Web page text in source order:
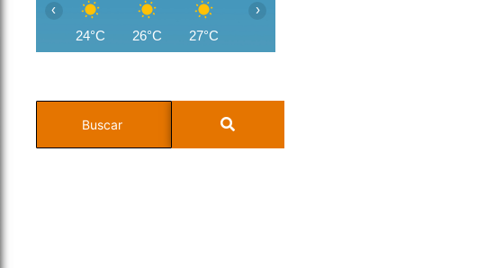
24°C 26°C 27°C
‹ ›